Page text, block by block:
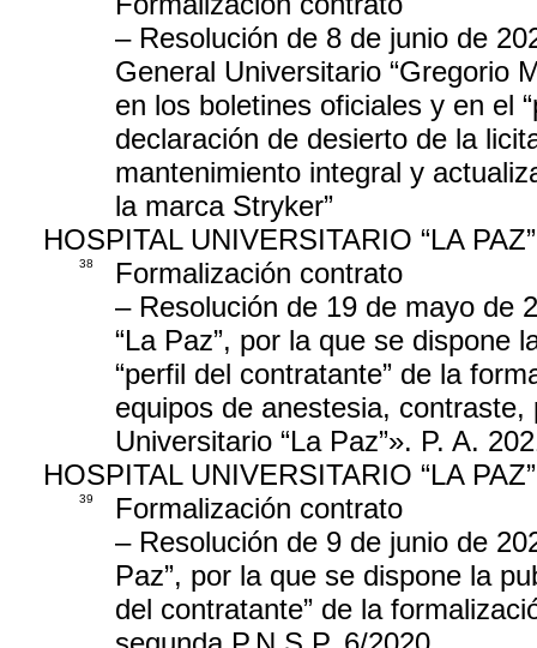
– Resolución de 8 de junio de
General Universitario “Gregorio
en los boletines oficiales y en el
declaración de desierto de la
mantenimiento integral y
la marca Stryker”
HOSPITAL UNIVERSITARIO “LA PAZ”
38
Formalización contrato
– Resolución de 19 de mayo de
“La Paz”, por la que se dispone
“perfil del contratante” de la
equipos de anestesia,
Universitario “La Paz”». P. A.
HOSPITAL UNIVERSITARIO “LA PAZ”
39
Formalización contrato
– Resolución de 9 de junio de
Paz”, por la que se dispone la
del contratante” de la